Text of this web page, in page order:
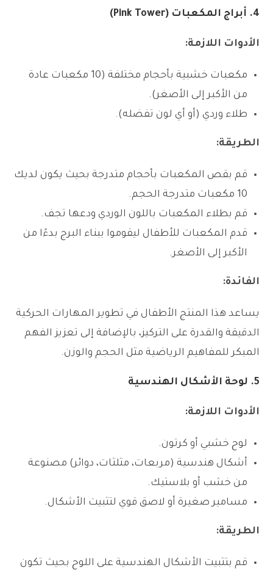
4. أبراج المكعبات (Pink Tower)
الأدوات اللازمة:
مكعبات خشبية بأحجام مختلفة (10 مكعبات عادة
من الأكبر إلى الأصغر).
طلاء وردي (أو أي لون تفضله).
الطريقة:
قم بقص المكعبات بأحجام متدرجة بحيث يكون لديك
10 مكعبات متدرجة الحجم.
قم بطلاء المكعبات باللون الوردي ودعها تجف.
قدم المكعبات للأطفال ليقوموا ببناء البرج بدءًا من
الأكبر إلى الأصغر.
الفائدة:
يساعد هذا المنتج الأطفال في تطوير المهارات الحركية
الدقيقة والقدرة على التركيز، بالإضافة إلى تعزيز الفهم
المبكر للمفاهيم الرياضية مثل الحجم والوزن.
5. لوحة الأشكال الهندسية
الأدوات اللازمة:
لوح خشبي أو كرتون.
أشكال هندسية (مربعات، مثلثات، دوائر) مصنوعة
من خشب أو بلاستيك.
مسامير صغيرة أو لاصق قوي لتثبيت الأشكال.
الطريقة:
قم بتثبيت الأشكال الهندسية على اللوح بحيث تكون